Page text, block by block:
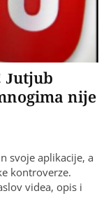
Jutjub
nije
svoje aplikacije, a
kontroverze.
videa, opis i